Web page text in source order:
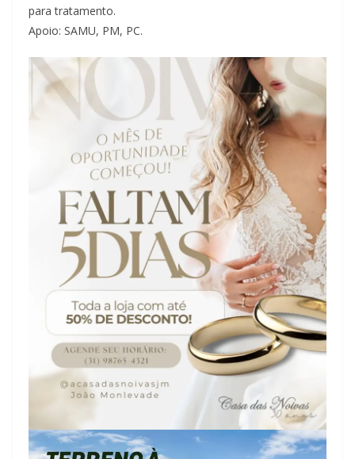
para tratamento.
Apoio: SAMU, PM, PC.